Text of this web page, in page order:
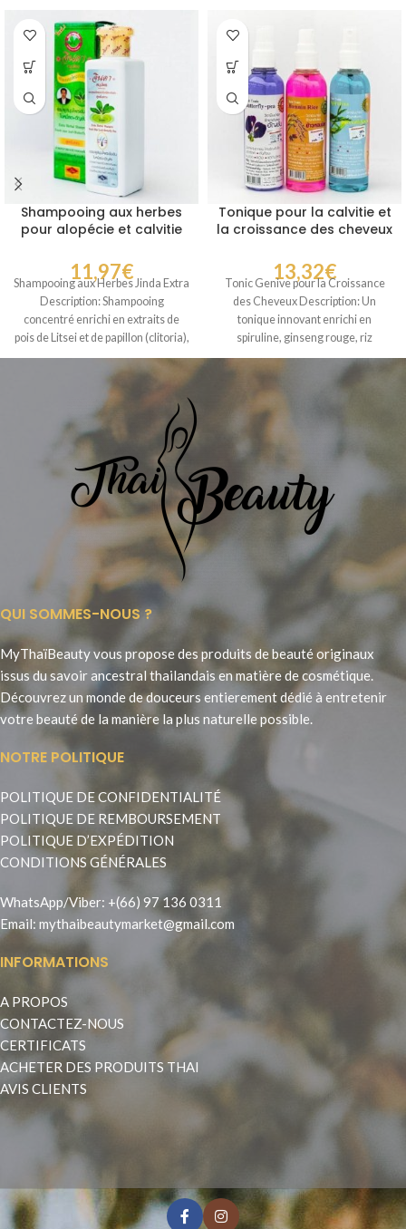
Shampooing aux herbes
pour alopécie et calvitie
11,97€
Shampooing aux Herbes Jinda Extra
Description: Shampooing
concentré enrichi en extraits de
pois de Litsei et de papillon (clitoria),
idéal
Tonique pour la calvitie et
la croissance des cheveux
Tonic
13,32€
Tonic Genive pour la Croissance
des Cheveux Description: Un
tonique innovant enrichi en
spiruline, ginseng rouge, riz
sauvage, agrumes et
QUI SOMMES-NOUS ?
MyThaïBeauty vous propose des produits de beauté originaux
issus du savoir ancestral thailandais en matière de cosmétique.
Découvrez un monde de douceurs entierement dédié à entretenir
votre beauté de la manière la plus naturelle possible.
NOTRE POLITIQUE
POLITIQUE DE CONFIDENTIALITÉ
POLITIQUE DE REMBOURSEMENT
POLITIQUE D’EXPÉDITION
CONDITIONS GÉNÉRALES
WhatsApp/Viber: +(66) 97 136 0311
Email: mythaibeautymarket@gmail.com
INFORMATIONS
A PROPOS
CONTACTEZ-NOUS
CERTIFICATS
ACHETER DES PRODUITS THAI
AVIS CLIENTS